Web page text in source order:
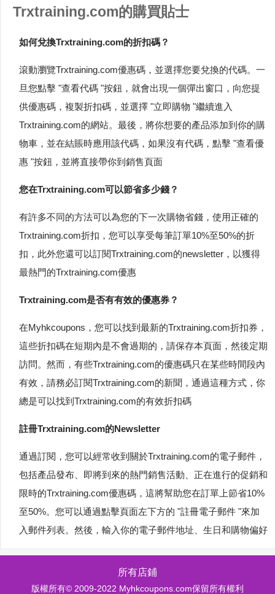
Trxtraining.com的購買貼士
如何兌換Trxtraining.com的折扣碼？
滾動瀏覽Trxtraining.com優惠碼，並選擇您要兌換的代碼。一
旦您點擊 "查看代碼 "按鈕，就會出現一個彈出窗口，向您提
供優惠碼，複製折扣碼，並選擇 "立即購物 "繼續進入
Trxtraining.com的網站。最後，將你想要的產品添加到你的購
物車，並在結賬時應用該代碼，如果沒有代碼，點擊 "查看優
惠 "按鈕，並將直接帶你到銷售頁面
您在Trxtraining.com可以節省多少錢？
有許多不同的方法可以為您的下一次購物省錢，使用正確的
Trxtraining.com折扣，您可以享受每筆訂單10%至50%的折
扣，此外您還可以訂閱Trxtraining.com的newsletter，以獲得
最熱門的Trxtraining.com優惠
Trxtraining.com是否有有效的優惠券？
在Myhkcoupons，您可以找到最新的Trxtraining.com折扣券，
這些折扣碼在短期內是不會過期的，請保存本頁面，然後定期
訪問。然而，有些Trxtraining.com的優惠碼只在某些時間段內
有效，請務必訂閱Trxtraining.com的新聞，通過這種方式，你
總是可以找到Trxtraining.com的有效折扣碼
註冊Trxtraining.com的Newsletter
通過訂閱，您可以經常收到關於Trxtraining.com的電子郵件，
包括產品發布、即將到來的熱門銷售活動、正在進行的促銷和
限時的Trxtraining.com優惠碼，這將幫助您在訂單上節省10%
至50%。您可以通過點擊頁面左下方的 "註冊電子郵件 "來加
入郵件列表。然後，輸入你的電子郵件地址、生日和購物偏好
所有店鋪
版權所有© 2009-2022 Myhkcoupons.com保留所有權利